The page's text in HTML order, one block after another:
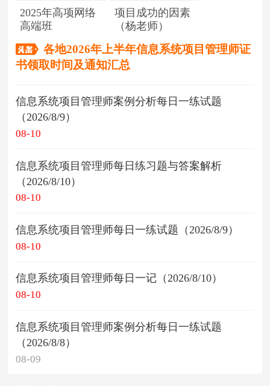
2025年高项网络
高端班
项目成功的因素
（杨老师）
各地2026年上半年信息系统项目管理师证
书领取时间及通知汇总
信息系统项目管理师案例分析每日一练试题
（2026/8/9）
08-10
信息系统项目管理师每日练习题与答案解析
（2026/8/10）
08-10
信息系统项目管理师每日一练试题（2026/8/9）
08-10
信息系统项目管理师每日一记（2026/8/10）
08-10
信息系统项目管理师案例分析每日一练试题
（2026/8/8）
08-09